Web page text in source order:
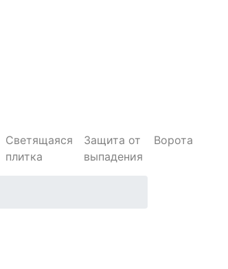
Светящаяся
плитка
Защита от
выпадения
Ворота